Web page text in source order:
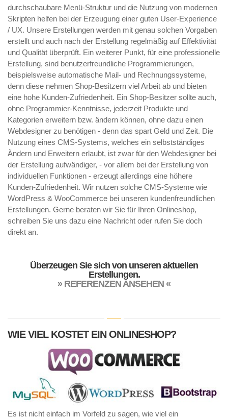
durchschaubare Menü-Struktur und die Nutzung von modernen
Skripten helfen bei der Erzeugung einer guten User-Experience
/ UX. Unsere Erstellungen werden mit genau solchen Vorgaben
erstellt und auch nach der Erstellung regelmäßig auf Effektivität
und Qualität überprüft. Ein weiterer Punkt, für eine professionelle
Erstellung, sind benutzerfreundliche Programmierungen,
beispielsweise automatische Mail- und Rechnungssysteme,
denn diese nehmen Shop-Besitzern viel Arbeit ab und bieten
eine hohe Kunden-Zufriedenheit. Ein Shop-Besitzer sollte auch,
ohne Programmier-Kenntnisse, jederzeit Produkte und
Kategorien erweitern bzw. ändern können, ohne dazu einen
Webdesigner zu benötigen - denn das spart Geld und Zeit. Die
Nutzung eines CMS-Systems, welches ein selbstständiges
Ändern und Erweitern erlaubt, ist zwar für den Webdesigner bei
der Erstellung aufwändiger, - vor allem bei der Erstellung von
individuellen Funktionen - erzeugt allerdings eine höhere
Kunden-Zufriedenheit. Wir nutzen solche CMS-Systeme wie
WordPress & WooCommerce bei unseren kundenfreundlichen
Erstellungen. Gerne beraten wir Sie für Ihren Onlineshop,
schreiben Sie uns dazu eine Nachricht oder rufen Sie doch
direkt an.
Überzeugen Sie sich von unseren aktuellen
Erstellungen.
» REFERENZEN ANSEHEN «
WIE VIEL KOSTET EIN ONLINESHOP?
Es ist nicht einfach im Vorfeld zu sagen, wie viel ein